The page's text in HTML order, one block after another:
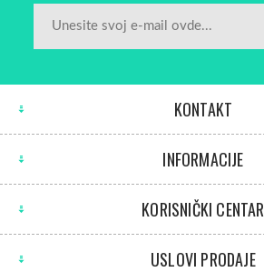
KONTAKT
INFORMACIJE
KORISNIČKI CENTAR
USLOVI PRODAJE